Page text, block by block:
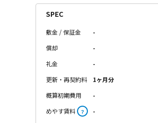
SPEC
敷金 / 保証金
-
償却
-
礼金
-
更新・再契約料
1ヶ月分
概算初期費用
-
めやす賃料
？ -